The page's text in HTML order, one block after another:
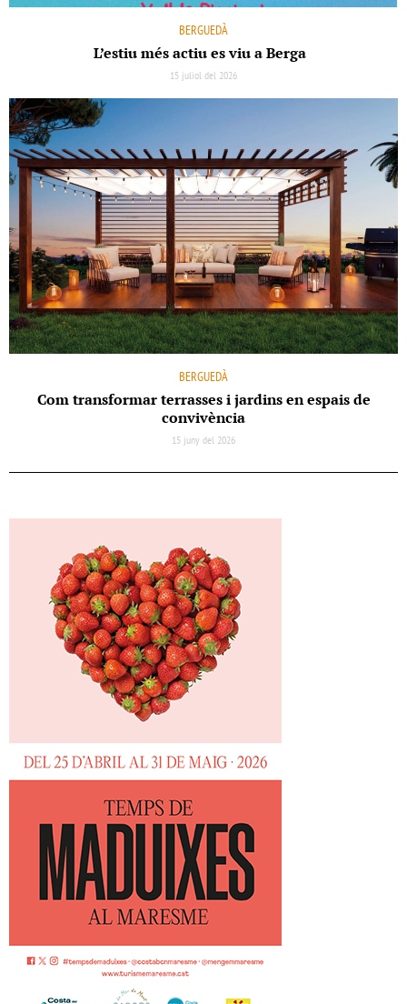
BERGUEDÀ
L’estiu més actiu es viu a Berga
15 juliol del 2026
BERGUEDÀ
Com transformar terrasses i jardins en espais de
convivència
15 juny del 2026